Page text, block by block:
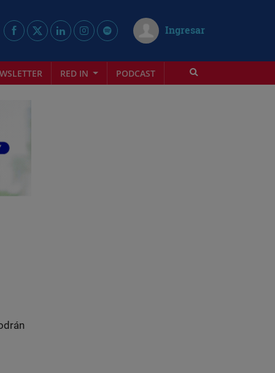
Ingresar
RED IN PODCAST